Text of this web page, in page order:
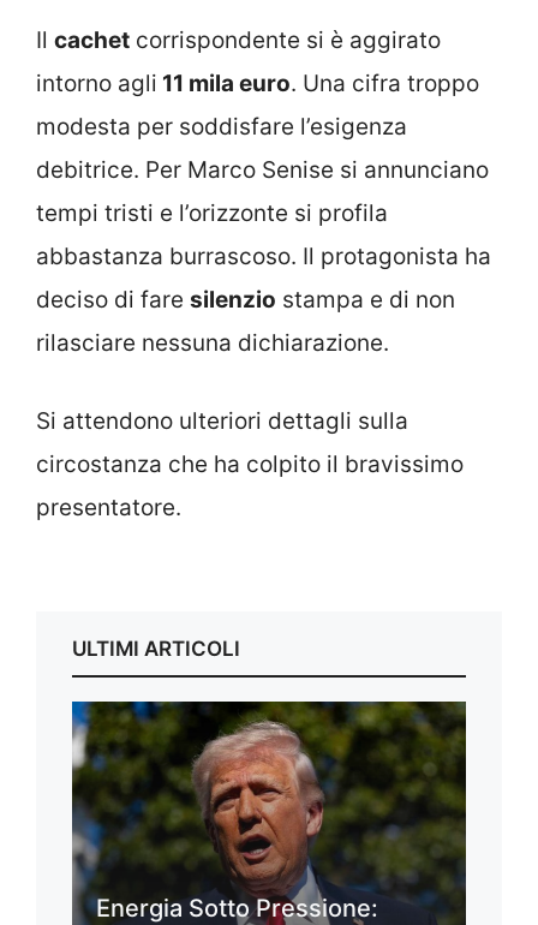
Il cachet corrispondente si è aggirato
intorno agli 11 mila euro. Una cifra troppo
modesta per soddisfare l’esigenza
debitrice. Per Marco Senise si annunciano
tempi tristi e l’orizzonte si profila
abbastanza burrascoso. Il protagonista ha
deciso di fare silenzio stampa e di non
rilasciare nessuna dichiarazione.
Si attendono ulteriori dettagli sulla
circostanza che ha colpito il bravissimo
presentatore.
ULTIMI ARTICOLI
Energia Sotto Pressione: